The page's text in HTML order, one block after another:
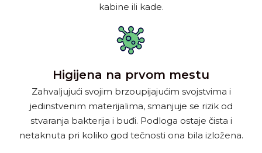
kabine ili kade.
Higijena na prvom mestu
Zahvaljujući svojim brzoupijajućim svojstvima i
jedinstvenim materijalima, smanjuje se rizik od
stvaranja bakterija i buđi. Podloga ostaje čista i
netaknuta pri koliko god tečnosti ona bila izložena.